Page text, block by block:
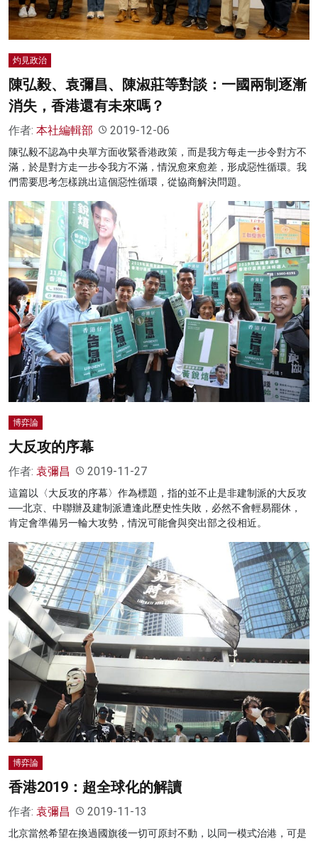
灼見政治
陳弘毅、袁彌昌、陳淑莊等對談：一國兩制逐漸
消失，香港還有未來嗎？
作者: 本社編輯部 2019-12-06
陳弘毅不認為中央單方面收緊香港政策，而是我方每走一步令對方不
滿，於是對方走一步令我方不滿，情況愈來愈差，形成惡性循環。我
們需要思考怎樣跳出這個惡性循環，從協商解決問題。
博弈論
大反攻的序幕
作者: 袁彌昌 2019-11-27
這篇以〈大反攻的序幕〉作為標題，指的並不止是非建制派的大反攻
──北京、中聯辦及建制派遭逢此歷史性失敗，必然不會輕易罷休，
肯定會準備另一輪大攻勢，情況可能會與突出部之役相近。
博弈論
香港2019：超全球化的解讀
作者: 袁彌昌 2019-11-13
北京當然希望在換過國旗後一切可原封不動，以同一模式治港，可是